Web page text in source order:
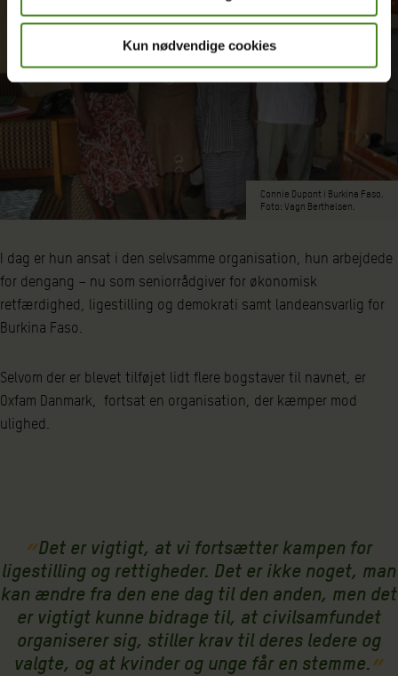
Kun nødvendige cookies
Connie Dupont i Burkina Faso.
Foto: Vagn Berthelsen.
I dag er hun ansat i den selvsamme organisation, hun arbejdede
for dengang – nu som seniorrådgiver for økonomisk
retfærdighed, ligestilling og demokrati samt landeansvarlig for
Burkina Faso.
Selvom der er blevet tilføjet lidt flere bogstaver til navnet, er
Oxfam Danmark, fortsat en organisation, der kæmper mod
ulighed.
Det er vigtigt, at vi fortsætter kampen for
ligestilling og rettigheder. Det er ikke noget, man
kan ændre fra den ene dag til den anden, men det
er vigtigt kunne bidrage til, at civilsamfundet
organiserer sig, stiller krav til deres ledere og
valgte, og at kvinder og unge får en stemme.